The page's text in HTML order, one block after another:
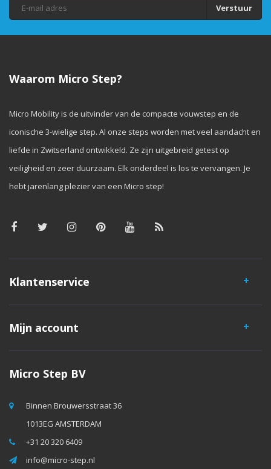
Verstuur
Waarom Micro Step?
Micro Mobility is de uitvinder van de compacte vouwstep en de
iconische 3-wielige step. Al onze steps worden met veel aandacht en
liefde in Zwitserland ontwikkeld. Ze zijn uitgebreid getest op
veiligheid en zeer duurzaam. Elk onderdeel is los te vervangen. Je
hebt jarenlang plezier van een Micro step!
Klantenservice
Mijn account
Micro Step BV
Binnen Brouwersstraat 36
1013EG AMSTERDAM
+31 20 320 6409
info@micro-step.nl